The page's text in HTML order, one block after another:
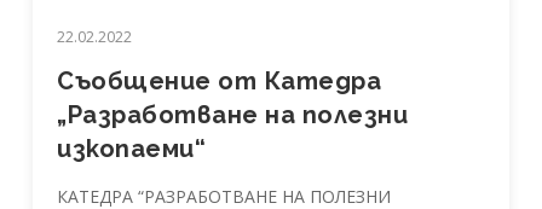
22.02.2022
Съобщение от Катедра
„Разработване на полезни
изкопаеми“
КАТЕДРА “РАЗРАБОТВАНЕ НА ПОЛЕЗНИ